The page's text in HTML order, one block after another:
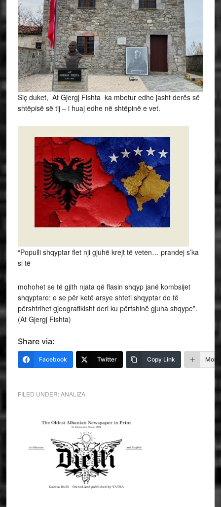
Siç duket, At Gjergj Fishta ka mbetur edhe jasht derës së
shtëpisë së tij – i huaj edhe në shtëpinë e vet.
“Populli shqyptar flet nji gjuhë krejt të veten… prandej s’ka
si të
mohohet se të gjith njata që flasin shqyp janë kombsijet
shqyptare; e se për ketë arsye shteti shqyptar do të
përshtrihet gjeografikisht deri ku përfshinë gjuha shqype”.
(At Gjergj Fishta)
Share via:
Facebook Twitter Copy Link More
FILED UNDER:ANALIZA